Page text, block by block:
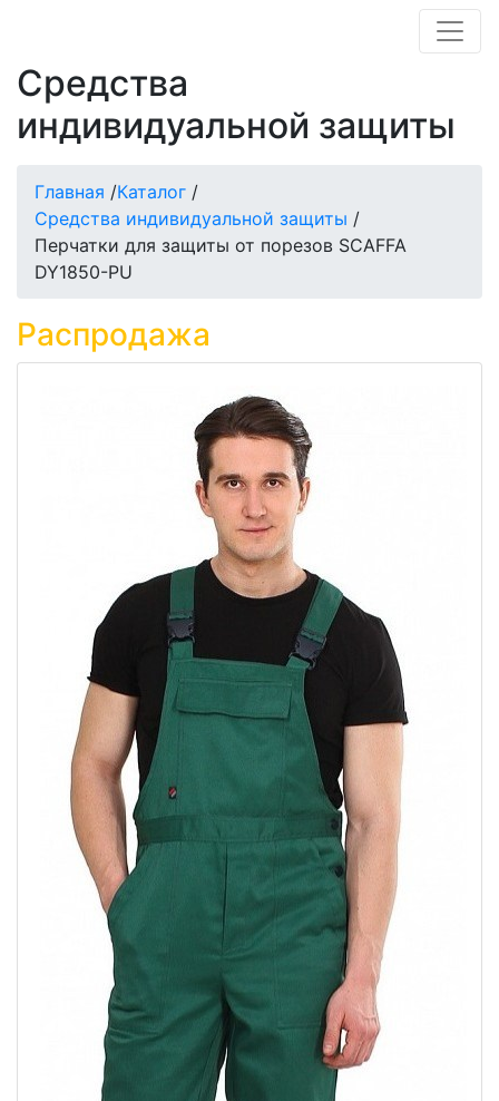
Средства
индивидуальной защиты
Главная /Каталог /
Средства индивидуальной защиты /
Перчатки для защиты от порезов SCAFFA
DY1850-PU
Распродажа